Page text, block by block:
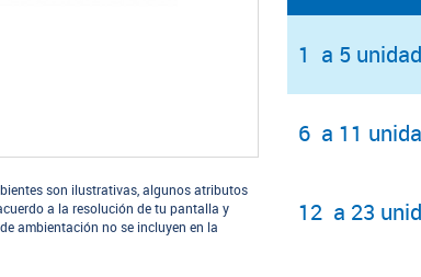
son ilustrativas, algunos atributos
a la resolución de tu pantalla y
ambientación no se incluyen en la
1 a 5
6 a 11
12 a 23